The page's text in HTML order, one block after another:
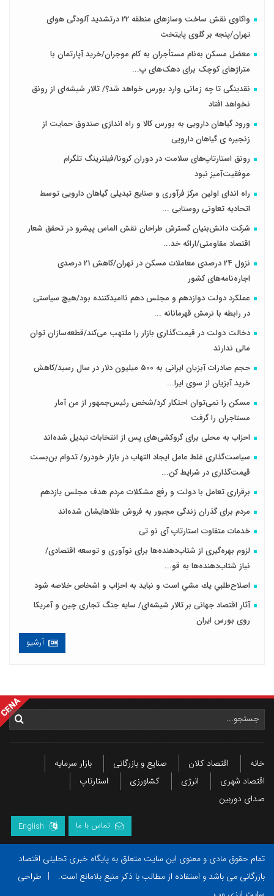
واکاوی نقش ساخت وسازهای منطقه 22 درتشدید آلودگی هوای
تهران/پنجه بر گلوی پایتخت
معضل مسکن به‌نام مستأجران به کام موجران/خرید آپارتمان با
متراژهای کوچک برای دهک‌های پ...
نقدینگی تا چه زمانی وارد بورس خواهد شد؟/ تالار شیشه‌ای از رونق
نخواهد افتاد
ورود گیاهان دارویی به بورس کالا و راه اندازی صندوق حمایت از
زنجیره ی گیاهان دارویی
رونق استارتاپ‌های سلامت در دوران کرونا/فیلترینگ تلگرام
موفقیت‌آمیز نبود
راه اندای اولین مرکز فرآوری و صنایع تبدیلی گیاهان دارویی توسط
اتحادیه تعاونی روستایی ...
شرکت دانش‌بنیان گسترش طراحان‌‌ ‌نقش‌ الماس پیشرو در تحقق شعار
اقتصاد مقاومتی/ارائه خد...
نزول 24 درصدی معاملات مسکن در تهران/کاهش 21 درصدی
اجاره‌نامه‌های کشور
عملکرد دولت دوازدهم و مجلس دهم ناامیدکننده بود/هیچ سیاستی
در رابطه با نرمش قهرمانانه ...
دخالت دولت در قیمت‌گذاری بازار را ملتهب می‌کند/قطعه‌سازان توان
مالی ندارند
حجم صادرات آبزیان ایرانی به 500 میلیون دلار در سال رسید/کاهش
خرید آبزیان از سوی ایرا...
مسکن را نمی‌توان احتکار کرد/شخص رئیس‌جمهور از من آمار
مستاجران را گرفت
احزاب به محلی برای گروکشی‌های پس از انتخابات تبدیل شده‌اند
سیاست‌گذاری غلط عامل ایجاد التهاب در بازار خودرو/ تدوام بن‌بست
قیمت‌گذاری در شرایط کن...
برقراری تعامل با دولت و رفع مشکلات مردم هدف مجلس‌ یازدهم
مردم برای گذران زندگی مجبور به فروش طلاهایشان شده‌اند
خدمات متفاوت استارتاپ آی نو تی
لزوم بهره‌گیری از شتاب‌دهنده‌ها برای نوآوری و توسعه اقتصادی/
نیاز شتاب‌دهنده‌ها به قو...
اصلاح‌طلبي يك مشي است و نبايد به احزاب و اشخاص خلاصه شود
آثار اقتصاد جهانی بر تالار شیشه‌ای/ سایه جنگ تجاری چین و آمریکا
روی بورس ایران
آرشیو
خانه اقتصاد کلان صنایع و بازرگانی
بازار سرمایه
اقتصاد شهری
انرژی کشاورزی
استارتاپ
صدای دوربین
تماس با ما English
تمام حقوق مادی و معنوی این سایت متعلق به پایگاه خبری تحلیلی اقتصاد
بازرگانی می باشد و استفاده از مطالب با ذکر منبع بلامانع است.
| طراحی